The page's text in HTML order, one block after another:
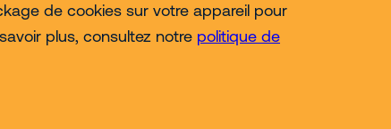
de cookies sur votre appareil pour
plus, consultez notre politique de